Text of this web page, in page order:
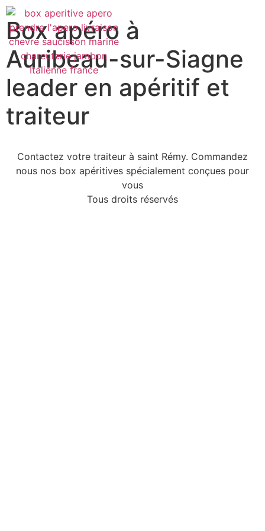
Box apéro à
Auribeau-sur-Siagne
leader en apéritif et
traiteur
Contactez votre traiteur à saint Rémy. Commandez
nous nos box apéritives spécialement conçues pour
vous
Tous droits réservés